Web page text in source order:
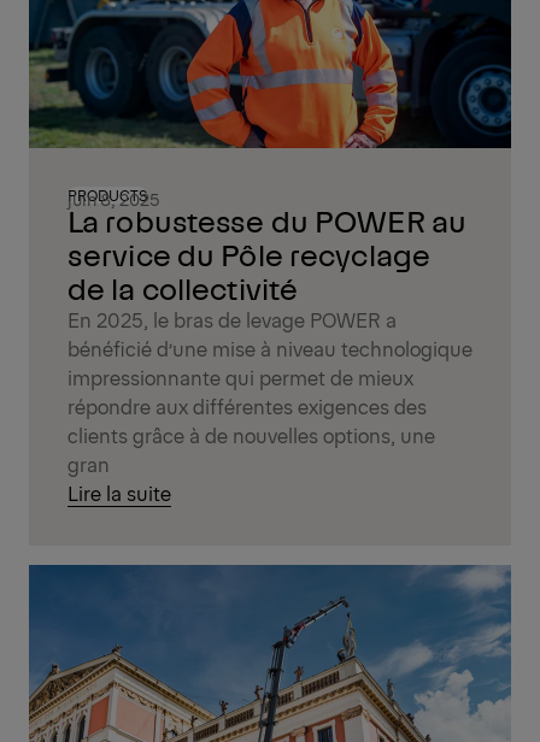
La robustesse du POWER au
service du Pôle recyclage
de la collectivité
PRODUCTS
juin 8, 2025
En 2025, le bras de levage POWER a
bénéficié d’une mise à niveau technologique
impressionnante qui permet de mieux
répondre aux différentes exigences des
clients grâce à de nouvelles options, une
gran
Lire la suite